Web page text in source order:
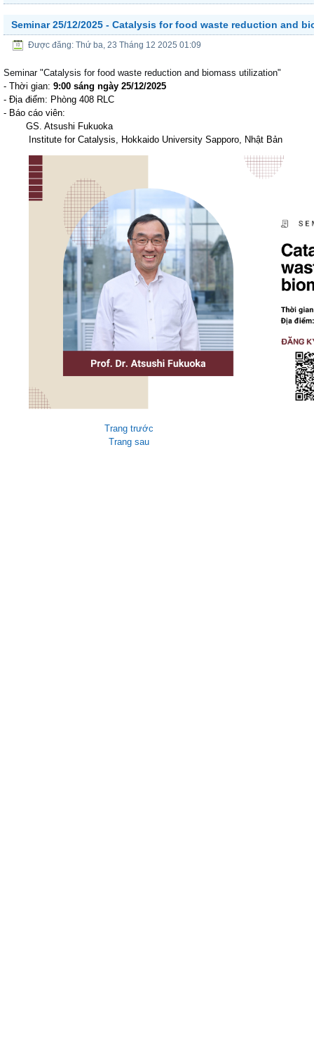
Seminar 25/12/2025 - Catalysis for food waste reduction and
Được đăng: Thứ ba, 23 Tháng 12 2025 01:09
Seminar "Catalysis for food waste reduction and biomass utilization"
- Thời gian: 9:00 sáng ngày 25/12/2025
- Địa điểm: Phòng 408 RLC
- Báo cáo viên:
GS. Atsushi Fukuoka
Institute for Catalysis, Hokkaido University Sapporo, Nhật Bản
Trang trước
Trang sau